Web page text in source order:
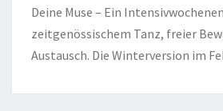
Deine Muse – Ein
zeitgenössischem Tanz, freier
Austausch. Die Winterversion im